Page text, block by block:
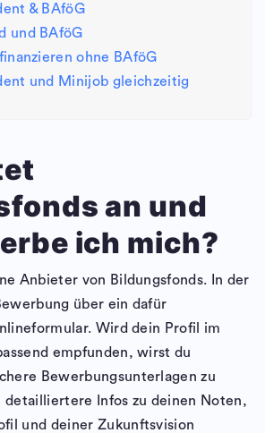
& BAföG
und BAföG
ohne BAföG
und Minijob gleichzeitig
an und
ich mich?
Anbieter von Bildungsfonds. In der
über ein dafür
Wird dein Profil im
empfunden, wirst du
Bewerbungsunterlagen zu
detailliertere Infos zu deinen Noten,
und deiner Zukunftsvision